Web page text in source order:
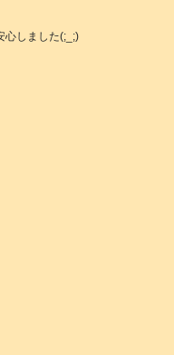
心しました(;_;)